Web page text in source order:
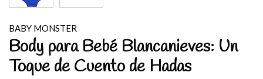
BABY MONSTER
Body para Bebé Blancanieves: Un
Toque de Cuento de Hadas